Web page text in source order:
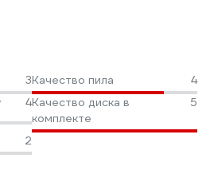
3Качество пила
4
4Качество диска в
комплекте
5
2